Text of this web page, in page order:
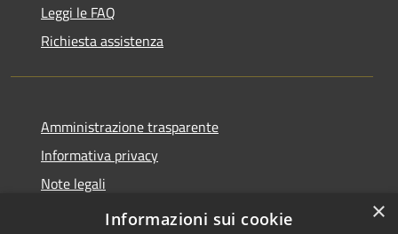
Leggi le FAQ
Richiesta assistenza
Amministrazione trasparente
Informativa privacy
Note legali
Dichiarazione di accessibilità
×
Informazioni sui cookie